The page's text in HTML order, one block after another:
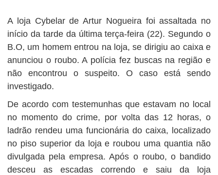
BUSCAR
A loja Cybelar de Artur Nogueira foi assaltada no
início da tarde da última terça-feira (22). Segundo o
B.O, um homem entrou na loja, se dirigiu ao caixa e
anunciou o roubo. A polícia fez buscas na região e
não encontrou o suspeito. O caso está sendo
investigado.
De acordo com testemunhas que estavam no local
no momento do crime, por volta das 12 horas, o
ladrão rendeu uma funcionária do caixa, localizado
no piso superior da loja e roubou uma quantia não
divulgada pela empresa. Após o roubo, o bandido
desceu as escadas correndo e saiu da loja